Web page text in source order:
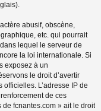
abusif, obscène,
etc. qui pourrait
lequel le serveur de
la loi internationale. Si
exposez à un
le droit d’avertir
L’adresse IP de
de ces
fcnantes.com » ait le droit